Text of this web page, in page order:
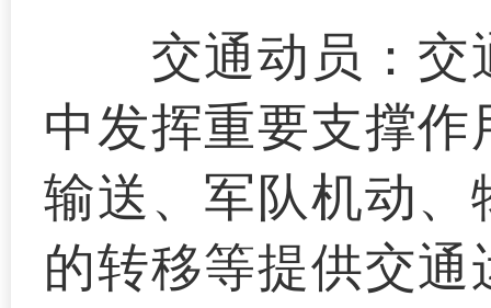
交通动员： 交
中发挥重要支撑
输送、军队机动
的转移等提供交